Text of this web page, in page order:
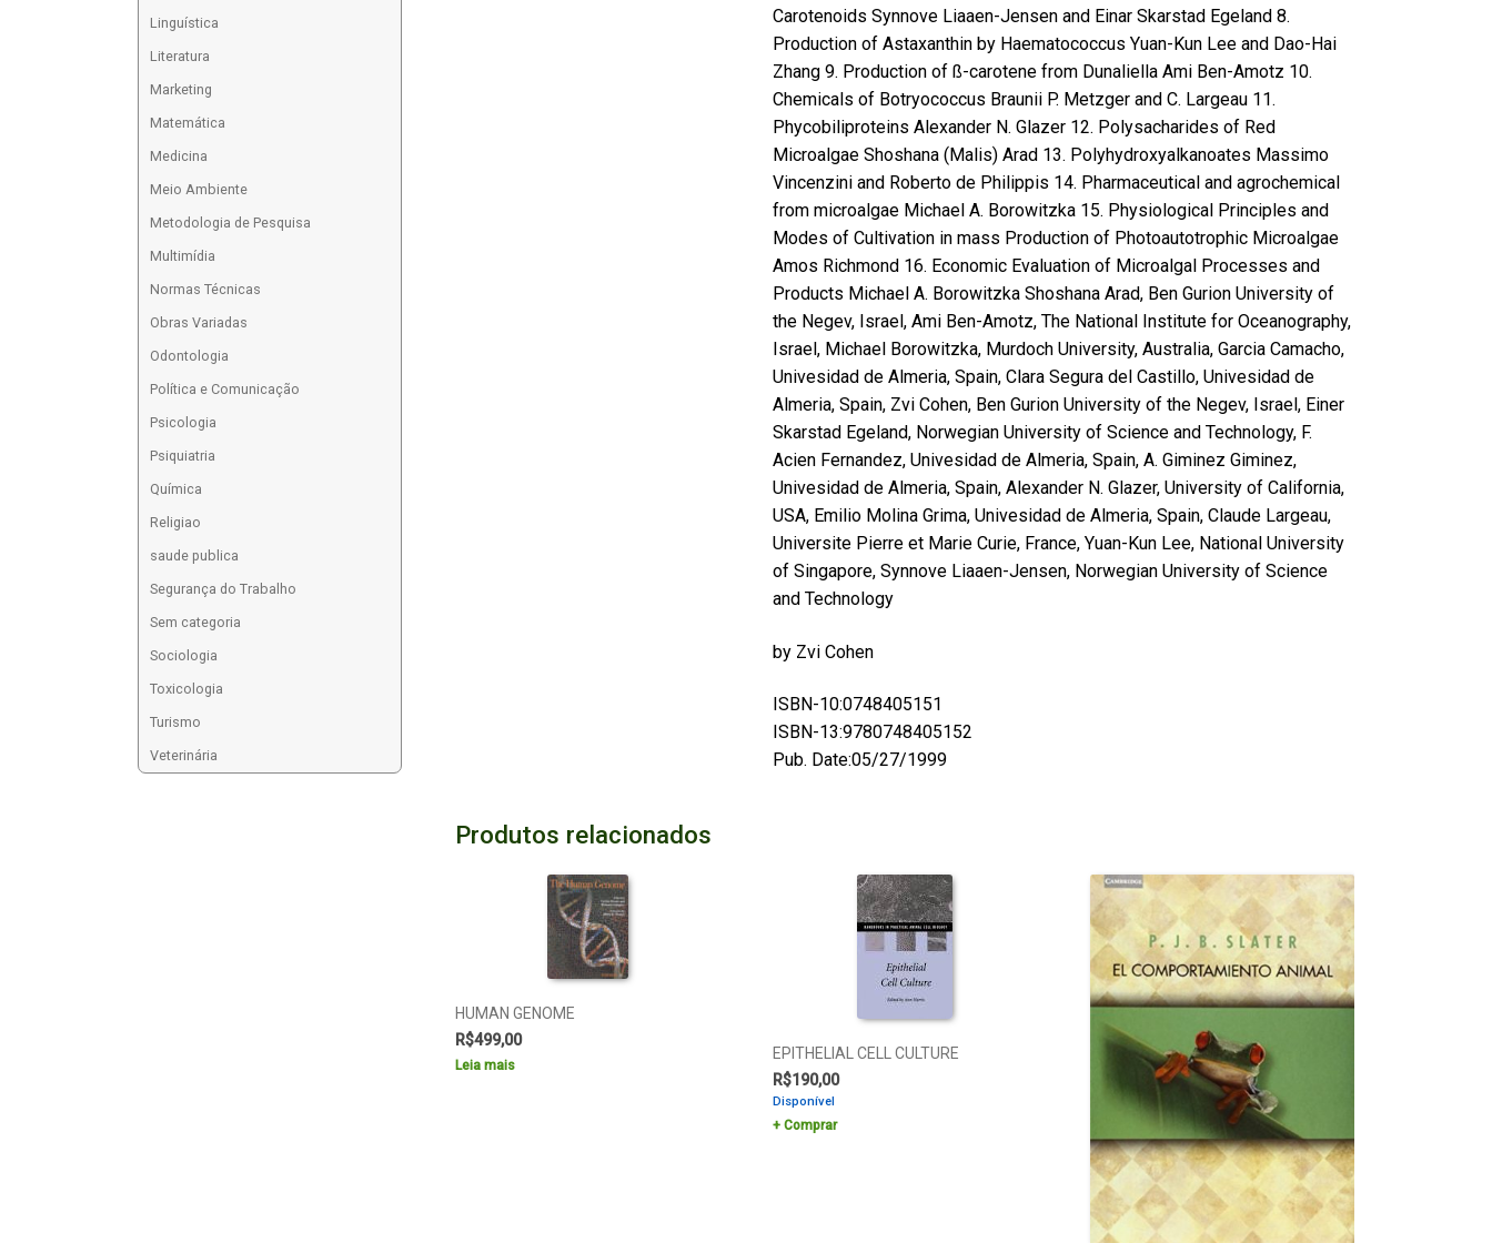
Carotenoids Synnove Liaaen-Jensen and Einar Skarstad Egeland 8.
Production of Astaxanthin by Haematococcus Yuan-Kun Lee and Dao-Hai
Zhang 9. Production of ß-carotene from Dunaliella Ami Ben-Amotz 10.
Chemicals of Botryococcus Braunii P. Metzger and C. Largeau 11.
Phycobiliproteins Alexander N. Glazer 12. Polysacharides of Red
Microalgae Shoshana (Malis) Arad 13. Polyhydroxyalkanoates Massimo
Vincenzini and Roberto de Philippis 14. Pharmaceutical and agrochemical
from microalgae Michael A. Borowitzka 15. Physiological Principles and
Modes of Cultivation in mass Production of Photoautotrophic Microalgae
Amos Richmond 16. Economic Evaluation of Microalgal Processes and
Products Michael A. Borowitzka Shoshana Arad, Ben Gurion University of
the Negev, Israel, Ami Ben-Amotz, The National Institute for Oceanography,
Israel, Michael Borowitzka, Murdoch University, Australia, Garcia Camacho,
Univesidad de Almeria, Spain, Clara Segura del Castillo, Univesidad de
Almeria, Spain, Zvi Cohen, Ben Gurion University of the Negev, Israel, Einer
Skarstad Egeland, Norwegian University of Science and Technology, F.
Acien Fernandez, Univesidad de Almeria, Spain, A. Giminez Giminez,
Univesidad de Almeria, Spain, Alexander N. Glazer, University of California,
USA, Emilio Molina Grima, Univesidad de Almeria, Spain, Claude Largeau,
Universite Pierre et Marie Curie, France, Yuan-Kun Lee, National University
of Singapore, Synnove Liaaen-Jensen, Norwegian University of Science
and Technology
by Zvi Cohen
ISBN-10:0748405151
ISBN-13:9780748405152
Pub. Date:05/27/1999
Produtos relacionados
HUMAN GENOME
R$499,00
Leia mais
EPITHELIAL CELL CULTURE
R$190,00
Disponível
Comprar
Linguística
Literatura
Marketing
Matemática
Medicina
Meio Ambiente
Metodologia de Pesquisa
Multimídia
Normas Técnicas
Obras Variadas
Odontologia
Política e Comunicação
Psicologia
Psiquiatria
Química
Religiao
saude publica
Segurança do Trabalho
Sem categoria
Sociologia
Toxicologia
Turismo
Veterinária